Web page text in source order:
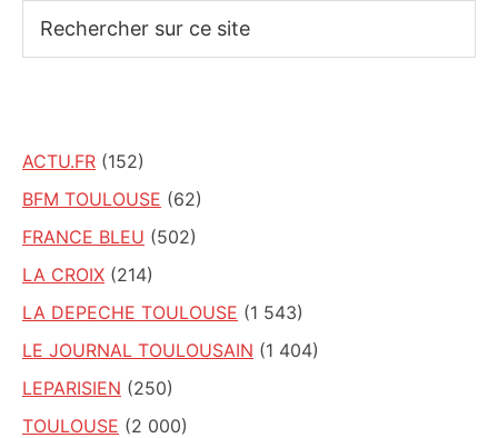
sur
ACTU.FR (152)
BFM TOULOUSE (62)
FRANCE BLEU (502)
LA CROIX (214)
LA DEPECHE TOULOUSE (1 543)
LE JOURNAL TOULOUSAIN (1 404)
LEPARISIEN (250)
TOULOUSE (2 000)